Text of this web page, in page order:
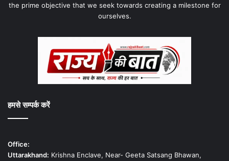
the prime objective that we seek towards creating a milestone for
ourselves.
हमसे सम्पर्क करें
Office:
Uttarakhand: Krishna Enclave, Near- Geeta Satsang Bhawan,